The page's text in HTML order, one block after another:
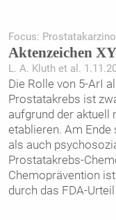
Focus:
Aktenzeichen
L. A. Kluth et al.
Die Rolle von 5-ArI
Prostatakrebs ist
aufgrund der aktuell
etablieren. Am
als auch
Prostatakrebs-
Chemoprävention
durch das FDA-